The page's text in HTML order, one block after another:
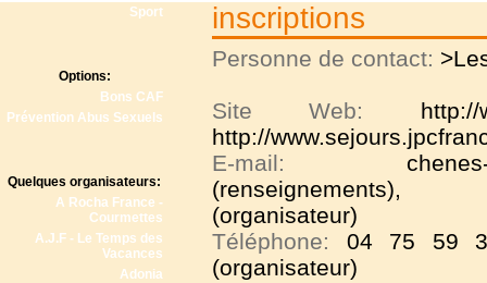
Sport
Options:
Bons CAF
Prévention Abus Sexuels
Quelques organisateurs:
A Rocha France -
Courmettes
A.J.F - Le Temps des
Vacances
Adonia
inscriptions
Personne de contact:
Site Web: http://
http://
E-mail:
(renseignements),
(organisateur)
Téléphone: 04 75 59
(organisateur)